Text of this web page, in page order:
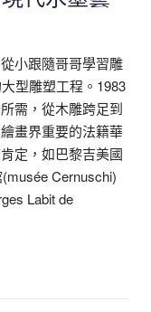
小跟隨哥哥學習雕
型雕塑工程。1983
需，從木雕跨足到
畫界重要的法籍華
定，如巴黎吉美國
Cernuschi)
Labit de